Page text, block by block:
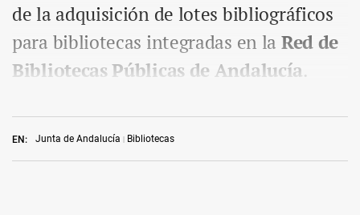
EN: Junta de Andalucía Bibliotecas
de la adquisición de lotes bibliográficos
para bibliotecas integradas en la Red de
Bibliotecas Públicas de Andalucía.